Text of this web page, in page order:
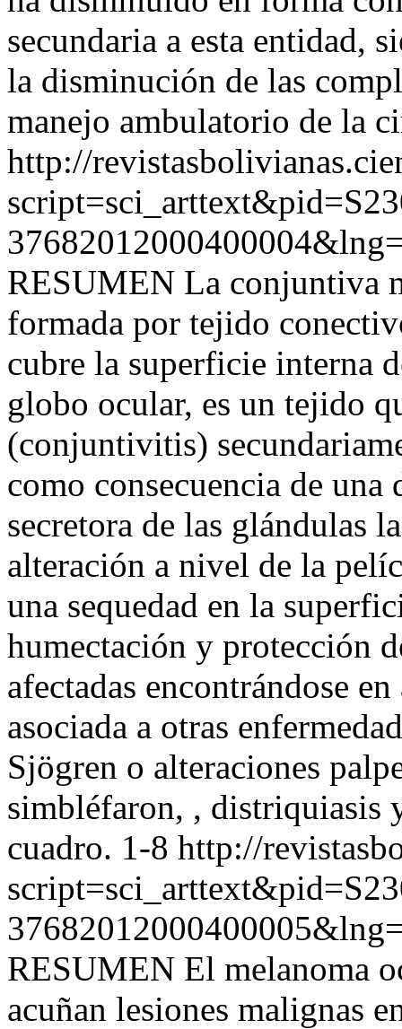
secundaria a esta entidad,
la disminución de las
manejo ambulatorio de la
http://
RESUMEN La conjuntiva
formada por tejido
cubre la superficie interna
globo ocular, es un tejido
(conjuntivitis)
como consecuencia de
secretora de las glándulas
alteración a nivel de la
una sequedad en la
humectación y protección
afectadas encontrándose
asociada a otras
Sjögren o alteraciones
simbléfaron, , distriquiasis
cuadro. 1-8 http://
RESUMEN El melanoma
acuñan lesiones malignas